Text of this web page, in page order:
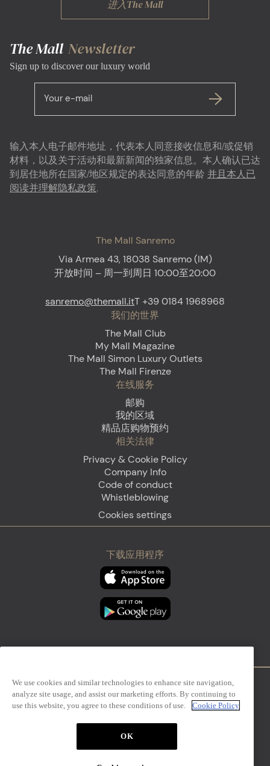
进入The Mall
The Mall Newsletter
Sign up to discover our luxury world
Your e-mail
输入本人电子邮件地址，代表本人同意接收信息和/或促销
材料，以及关于活动和最新新闻的独家信息。本人确认已达
到居住地所在国家/地区规定的表达同意的年龄 并且本人已
阅读并理解隐私政策.
The Mall Sanremo
Via Armea 43, 18038 Sanremo (IM)
开放时间 – 周一到周日 10:00至20:00
sanremo@themall.itT +39 0184 1968968
我们的世界
The Mall Club
My Mall Magazine
The Mall Simon Luxury Outlets
The Mall Firenze
在线服务
邮购
我的区域
精品店购物预约
相关法律
Privacy & Cookie Policy
Company Info
Code of conduct
Whistleblowing
Cookies settings
下载应用程序
Firenze Sanremo
We use cookies and similar technologies to enhance site navigation,
analyze site usage, and assist our marketing efforts. By continuing to
use this website, you agree to these conditions of use.
Cookie Policy
OK